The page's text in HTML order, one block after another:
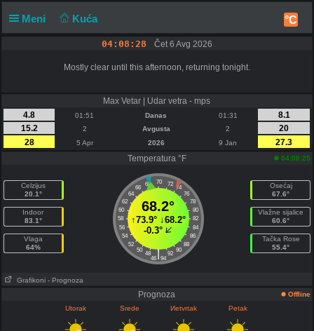
Meni Kuća °C
04:08:28 Čet 6 Avg 2026
Mostly clear until this afternoon, returning tonight.
Max Vetar | Udar vetra - mps
4.8
01:51 Danas 01:31
8.1
15.2
2 Avgusta 2
20
28
5 Apr 2026 9 Jan
27.3
Temperatura °F
04:08:25
Celzijus
20.1°
Indoor
83.1°
Vlaga
64%
70
68 72
66
74
64
76
62
78
60
80
58
82
56
84
54
86
52
88
50
90
48 92
|
46 94
68.2°
↑73.9°↓68.2°
-0.3°
Osećaj
67.6°
Vlažne sijalice
60.6°
Tačka Rose
55.4°
Grafikoni - Prognoza
Prognoza
Offline
Utorak
Srede Иetvrtak Petak